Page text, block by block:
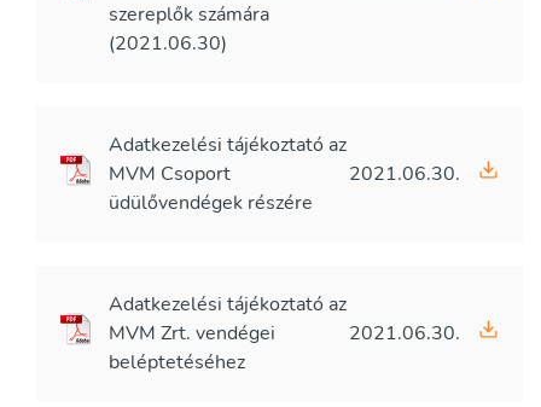
szereplők számára
(2021.06.30)
Adatkezelési tájékoztató az
MVM Csoport
üdülővendégek részére
2021.06.30.
Adatkezelési tájékoztató az
MVM Zrt. vendégei
beléptetéséhez
2021.06.30.